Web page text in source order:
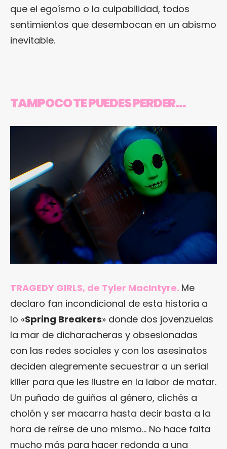
que el egoísmo o la culpabilidad, todos
sentimientos que desembocan en un abismo
inevitable.
TAMPOCO TE PUEDES PERDER…
TRAGEDY GIRLS, de Tyler MacIntyre. Me
declaro fan incondicional de esta historia a
lo «Spring Breakers» donde dos jovenzuelas
la mar de dicharacheras y obsesionadas
con las redes sociales y con los asesinatos
deciden alegremente secuestrar a un serial
killer para que les ilustre en la labor de matar.
Un puñado de guiños al género, clichés a
cholón y ser macarra hasta decir basta a la
hora de reírse de uno mismo… No hace falta
mucho más para hacer redonda a una